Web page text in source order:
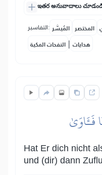
ఇతర అనువాదాలు
التفاسير: المُيسَّر المختصر
النفحات المكية | هدايات
فَـَٔاوَىٰ
Hat Er dich nicht
und (dir) dann